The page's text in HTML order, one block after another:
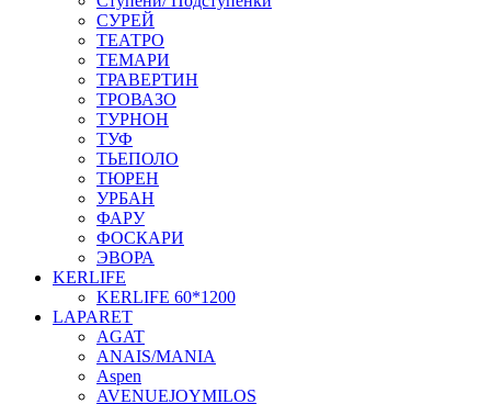
СУРЕЙ
ТЕАТРО
ТЕМАРИ
ТРАВЕРТИН
ТРОВАЗО
ТУРНОН
ТУФ
ТЬЕПОЛО
ТЮРЕН
УРБАН
ФАРУ
ФОСКАРИ
ЭВОРА
KERLIFE
KERLIFE 60*1200
LAPARET
AGAT
ANAIS/MANIA
Aspen
AVENUEJOYMILOS